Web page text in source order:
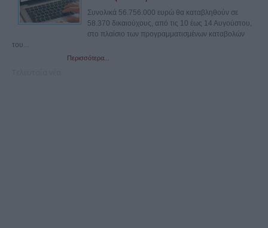
Συνολικά 56.756.000 ευρώ θα καταβληθούν σε
58.370 δικαιούχους, από τις 10 έως 14 Αυγούστου,
στο πλαίσιο των προγραμματισμένων καταβολών
του...
Περισσότερα...